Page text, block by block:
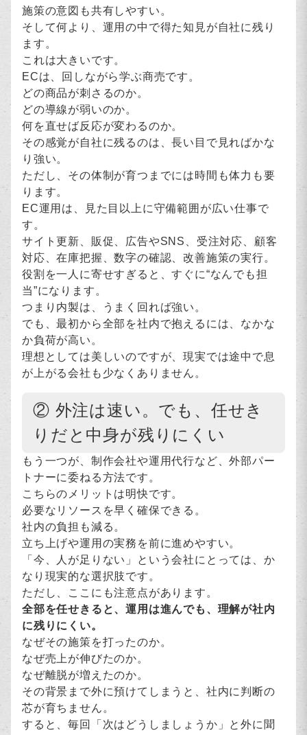
施策の意図も共有しやすい。
そして何より、運用の中で得た知見が自社に残り
ます。
これは大きいです。
ECは、回しながら学ぶ商売です。
どの商品が刺さるのか。
どの導線が弱いのか。
何を直せば反応が変わるのか。
その感覚が自社に残るのは、長い目で見ればかな
り強い。
ただし、その体制が育つまでには時間も体力も要
ります。
EC運用は、見た目以上に守備範囲が広い仕事で
す。
サイト更新、販促、広告やSNS、受注対応、顧客
対応、在庫把握、数字の確認、改善施策の実行。
役割を一人に寄せすぎると、すぐに“なんでも担
当”になります。
つまり内製は、うまく回れば強い。
でも、最初から全部を社内で抱えるには、なかな
か負荷が高い。
理想としては美しいのですが、現実では途中で息
が上がる会社も少なくありません。
② 外注は速い。でも、任せき
りだと中身が残りにくい
もう一つが、制作会社や運用代行など、外部パー
トナーに委ねる方法です。
こちらのメリットは明快です。
必要なリソースを早く確保できる。
社内の負担も減る。
立ち上げや運用の実務を前に進めやすい。
「今、人が足りない」という会社にとっては、か
なり現実的な選択肢です。
ただし、ここにも注意点があります。
全部を任せきると、運用は進んでも、理解が社内
に残りにくい。
なぜその施策を打ったのか。
なぜ売上が伸びたのか。
なぜ離脱が増えたのか。
その背景まで外に預けてしまうと、社内に判断の
芯が育ちません。
すると、毎回「次はどうしましょうか」と外に聞